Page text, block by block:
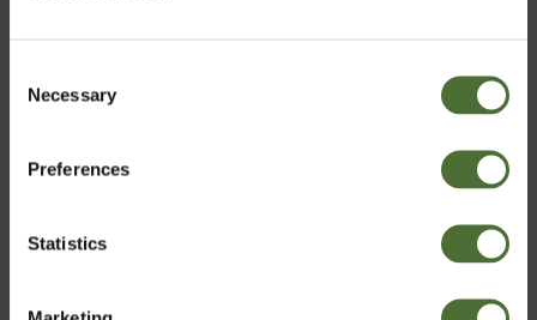
Selection
Necessary
Preferences
Statistics
Att dela med sig av produkter och arbeta med andra för
ekonomiskt välbefinnande blev en ekonomiskt lönsam
Jerry startade sitt eget Direktförsäljningsföretag
obegränsad inkomstmöjlighet och långsiktig stabilitet